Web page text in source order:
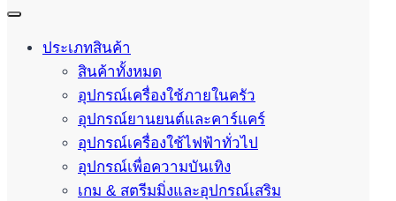
ประเภทสินค้า
สินค้าทั้งหมด
อุปกรณ์เครื่องใช้ภายในครัว
อุปกรณ์ยานยนต์และคาร์แคร์
อุปกรณ์เครื่องใช้ไฟฟ้าทั่วไป
อุปกรณ์เพื่อความบันเทิง
เกม & สตรีมมิ่งและอุปกรณ์เสริม